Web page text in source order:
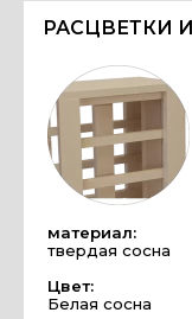
РАСЦВЕТКИ
материал:
твердая сосна
Цвет:
Белая сосна